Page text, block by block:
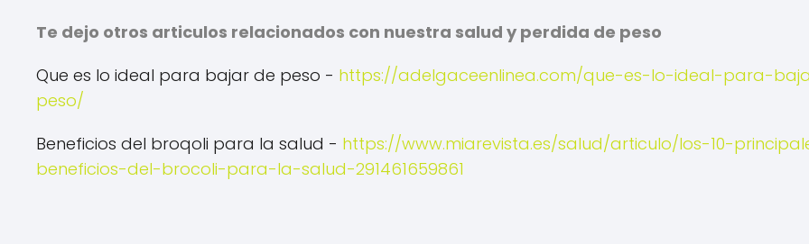
Te dejo otros articulos relacionados con nuestra salud y perdida de peso
Que es lo ideal para bajar de peso - https://adelgaceenlinea.com/que-es-lo-ideal-para-
peso/
Beneficios del broqoli para la salud - https://www.miarevista.es/salud/articulo/los-10-
beneficios-del-brocoli-para-la-salud-291461659861